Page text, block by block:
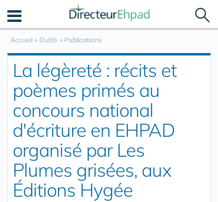
Accueil » Outils » Publications
La légèreté : récits et
poèmes primés au
concours national
d'écriture en EHPAD
organisé par Les
Plumes grisées, aux
Éditions Hygée
Panneau de gestion des cookies